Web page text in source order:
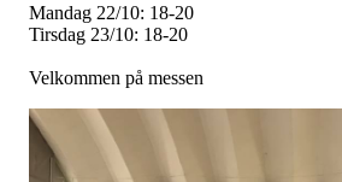
Mandag 22/10: 18-20
Tirsdag 23/10: 18-20
Velkommen på messen